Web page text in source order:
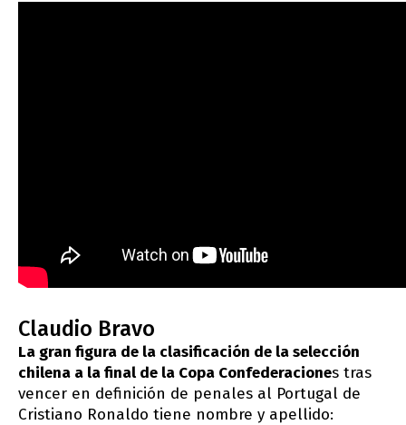
Claudio Bravo
La gran figura de la clasificación de la selección
chilena a la final de la Copa Confederaciones tras
vencer en definición de penales al Portugal de
Cristiano Ronaldo tiene nombre y apellido: